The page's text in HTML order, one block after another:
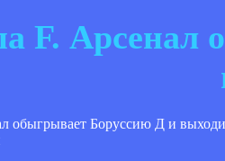
F. Арсенал